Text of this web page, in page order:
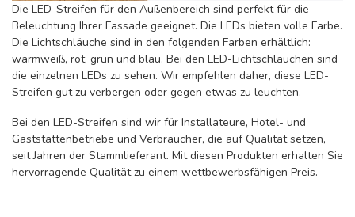
Die LED-Streifen für den Außenbereich sind perfekt für die
Beleuchtung Ihrer Fassade geeignet. Die LEDs bieten volle Farbe.
Die Lichtschläuche sind in den folgenden Farben erhältlich:
warmweiß, rot, grün und blau. Bei den LED-Lichtschläuchen sind
die einzelnen LEDs zu sehen. Wir empfehlen daher, diese LED-
Streifen gut zu verbergen oder gegen etwas zu leuchten.
Bei den LED-Streifen sind wir für Installateure, Hotel- und
Gaststättenbetriebe und Verbraucher, die auf Qualität setzen,
seit Jahren der Stammlieferant. Mit diesen Produkten erhalten Sie
hervorragende Qualität zu einem wettbewerbsfähigen Preis.